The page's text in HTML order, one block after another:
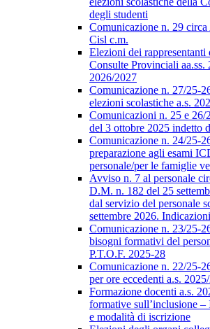
degli studenti
Comunicazione n. 29 circa
Cisl c.m.
Elezioni dei rappresentanti
Consulte Provinciali aa.ss.
2026/2027
Comunicazione n. 27/25-
elezioni scolastiche a.s.
Comunicazioni n. 25 e 26/
del 3 ottobre 2025 indetto
Comunicazione n. 24/25-
preparazione agli esami
personale/per le famiglie
Avviso n. 7 al personale
D.M. n. 182 del 25
dal servizio del personale
settembre 2026.
Comunicazione n. 23/25-
bisogni formativi del
P.T.O.F. 2025-28
Comunicazione n. 22/25-
per ore eccedenti a.s.
Formazione docenti a.s.
formative sull’inclusione
e modalità di iscrizione